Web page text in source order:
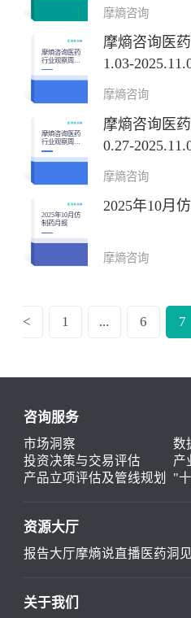
摩熵咨询
摩熵咨询医药
行业观察周报
（2025.11.03-
2025.11.09）
摩熵咨询医
1.03-
摩熵咨询
摩熵咨询医药
行业观察周报
（2025.10.27-
2025.11.02）
摩熵咨询医
0.27-
摩熵咨询
2025年10月仿
制药月报
2025年10月
摩熵咨询
< 1 ... 6 7
咨询服务
市场洞察
数
投资决策与交易评估
产
产品立项评估及管线规划
"
资源大厅
报告大厅摩熵说直播 医药洞见
关于我们